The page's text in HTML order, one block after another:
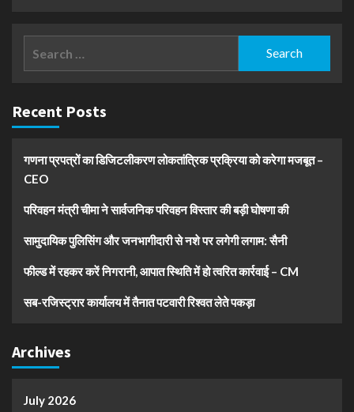
Recent Posts
गणना प्रपत्रों का डिजिटलीकरण लोकतांत्रिक प्रक्रिया को करेगा मजबूत –
CEO
परिवहन मंत्री चीमा ने सार्वजनिक परिवहन विस्तार की बड़ी घोषणा की
सामुदायिक पुलिसिंग और जनभागीदारी से नशे पर लगेगी लगाम: सैनी
फील्ड में रहकर करें निगरानी, आपात स्थिति में हो त्वरित कार्रवाई – CM
सब-रजिस्ट्रार कार्यालय में तैनात पटवारी रिश्वत लेते पकड़ा
Archives
July 2026